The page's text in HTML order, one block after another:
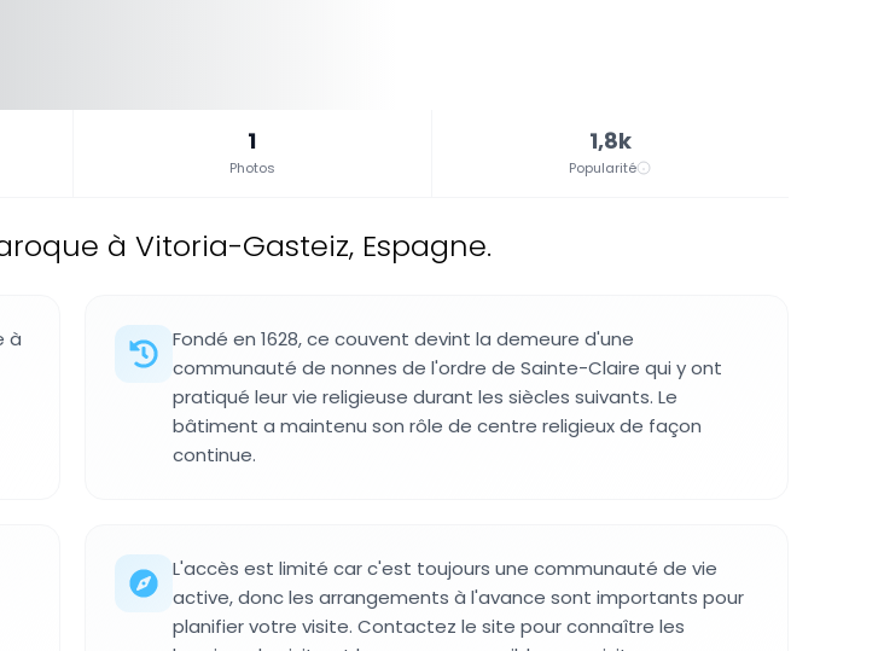
1
Photos
1,8k
Popularité
à Vitoria-Gasteiz, Espagne.
à
Fondé en 1628, ce couvent devint la demeure d'une
communauté de nonnes de l'ordre de Sainte-Claire qui y ont
pratiqué leur vie religieuse durant les siècles suivants. Le
bâtiment a maintenu son rôle de centre religieux de façon
continue.
L'accès est limité car c'est toujours une communauté de vie
active, donc les arrangements à l'avance sont importants pour
planifier votre visite. Contactez le site pour connaître les